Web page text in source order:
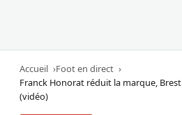
Accueil
Foot en direct
Franck Honorat réduit la marque,
(vidéo)